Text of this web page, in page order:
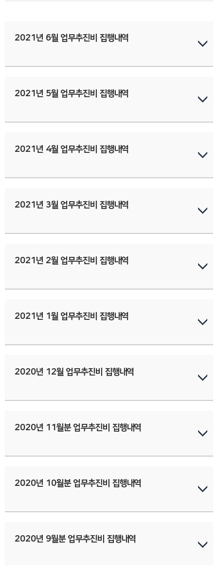
2021년 6월 업무추진비 집행내역
2021년 5월 업무추진비 집행내역
2021년 4월 업무추진비 집행내역
2021년 3월 업무추진비 집행내역
2021년 2월 업무추진비 집행내역
2021년 1월 업무추진비 집행내역
2020년 12월 업무추진비 집행내역
2020년 11월분 업무추진비 집행내역
2020년 10월분 업무추진비 집행내역
2020년 9월분 업무추진비 집행내역